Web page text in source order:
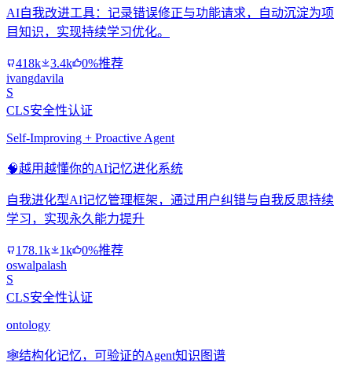
AI自我改进工具：记录错误修正与功能请求，自动沉淀为项
目知识，实现持续学习优化。
418k 3.4k
0%推荐
ivangdavila
S
CLS安全性认证
Self-Improving + Proactive Agent
🧠越用越懂你的AI记忆进化系统
自我进化型AI记忆管理框架，通过用户纠错与自我反思持续
学习，实现永久能力提升
178.1k 1k
0%推荐
oswalpalash
S
CLS安全性认证
ontology
🕸️结构化记忆，可验证的Agent知识图谱